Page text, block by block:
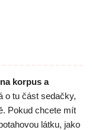
korpus a
o tu část sedačky,
Pokud chcete mít
látku, jako